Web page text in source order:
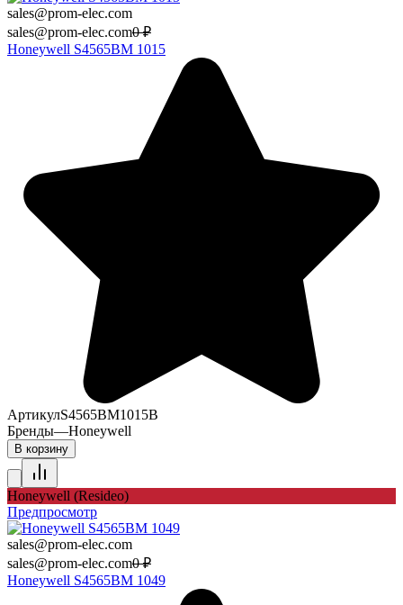
sales@prom-elec.com
sales@prom-elec.com0 ₽
Honeywell S4565BM 1015
АртикулS4565BM1015B
Бренды—Honeywell
В корзину
Honeywell (Resideo)
Предпросмотр
sales@prom-elec.com
sales@prom-elec.com0 ₽
Honeywell S4565BM 1049